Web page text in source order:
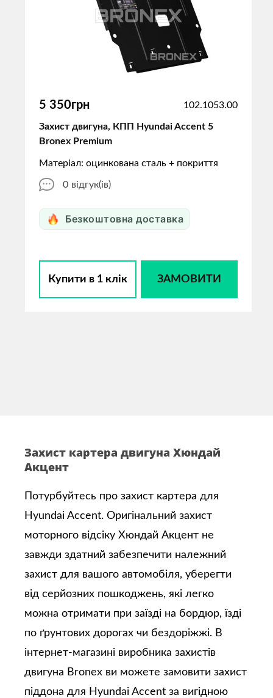
5 350грн 102.1053.00
Захист двигуна, КПП Hyundai Accent 5
Bronex Premium
Матеріал: оцинкована сталь + покриття
0 відгук(ів)
Безкоштовна доставка
Купити в 1 клік ЗАМОВИТИ
Захист картера двигуна Хюндай
Акцент
Потурбуйтесь про захист картера для
Hyundai Accent. Оригінальний захист
моторного відсіку Хюндай Акцент не
завжди здатний забезпечити належний
захист для вашого автомобіля, уберегти
від серйозних пошкоджень, які легко
можна отримати при заїзді на бордюр, їзді
по ґрунтових дорогах чи бездоріжжі. В
інтернет-магазині виробника захистів
двигуна Bronex ви можете замовити захист
піддона для Hyundai Accent за вигідною